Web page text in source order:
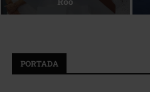
PORTADA